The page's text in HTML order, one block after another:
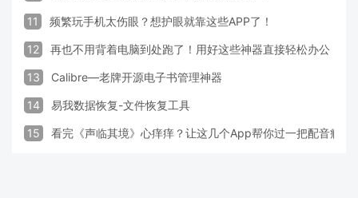
11 频繁玩手机太伤眼？想护眼就靠这些APP了！
12 再也不用背着电脑到处跑了！用好这些神器直接轻松办公
13 Calibre—老牌开源电子书管理神器
14 易我数据恢复-文件恢复工具
15 看完《声临其境》心痒痒？让这几个App帮你过一把配音瘾